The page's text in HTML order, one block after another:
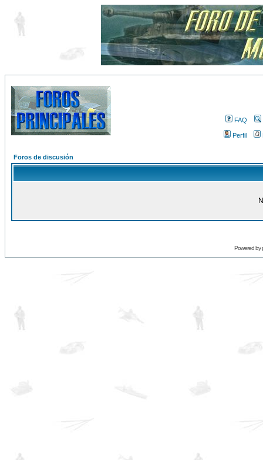
FAQ
Perfil
Foros de discusión
Powered by